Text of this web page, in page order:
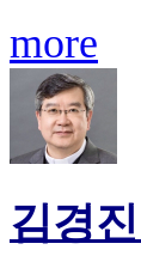
more
김경